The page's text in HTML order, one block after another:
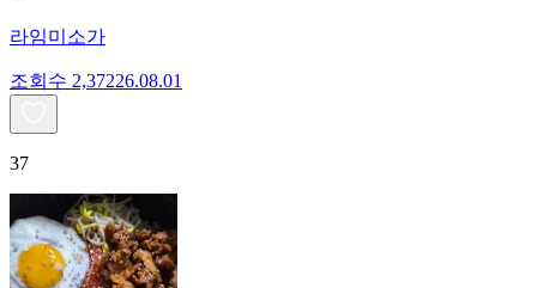
라임미소가
조회수 2,37226.08.01
37